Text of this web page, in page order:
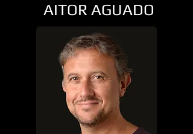
AITOR AGUADO